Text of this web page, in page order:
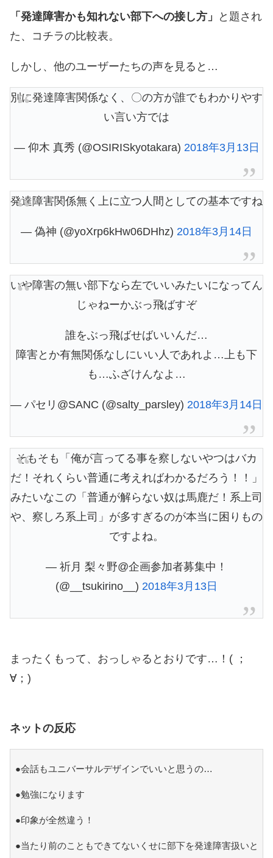
「発達障害かも知れない部下への接し方」
と題され
た、コチラの比較表。
しかし、他のユーザーたちの声を見ると…
別に発達障害関係なく、〇の方が誰でもわかりやす
い言い方では
— 仰木 真秀 (@OSIRISkyotakara) 2018年3月13日
発達障害関係無く上に立つ人間としての基本ですね
— 偽神 (@yoXrp6kHw06DHhz) 2018年3月14日
いや障害の無い部下なら左でいいみたいになってん
じゃねーかぶっ飛ばすぞ
誰をぶっ飛ばせばいいんだ…
障害とか有無関係なしにいい人であれよ…上も下
も…ふざけんなよ…
— パセリ@SANC (@salty_parsley) 2018年3月14日
そもそも「俺が言ってる事を察しないやつはバカ
だ！それくらい普通に考えればわかるだろう！！」
みたいなこの「普通が解らない奴は馬鹿だ！系上司
や、察しろ系上司」が多すぎるのが本当に困りもの
ですよね。
— 祈月 梨々野@企画参加者募集中！
(@__tsukirino__) 2018年3月13日
まったくもって、おっしゃるとおりです…！( ；
∀；)
ネットの反応
●会話もユニバーサルデザインでいいと思うの…
●勉強になります
●印象が全然違う！
●当たり前のこともできてないくせに部下を発達障害扱いと